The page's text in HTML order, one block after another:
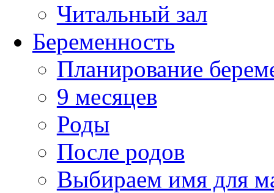
Читальный зал
Беременность
Планирование
9 месяцев
Роды
После родов
Выбираем имя для